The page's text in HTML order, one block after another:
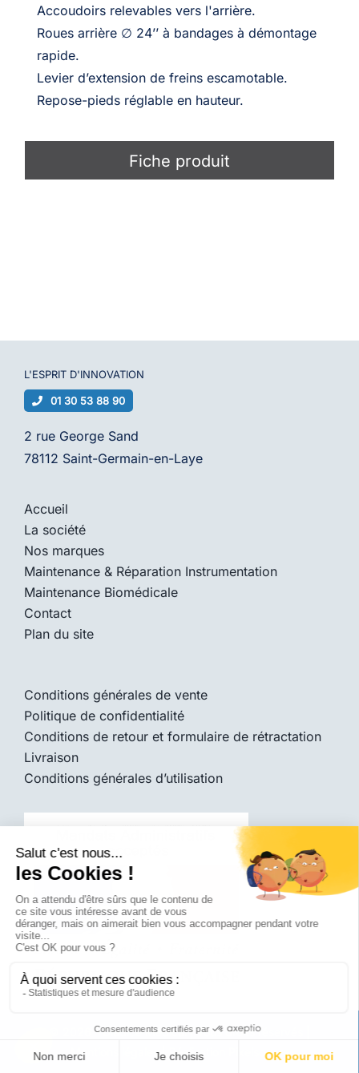
Accoudoirs relevables vers l'arrière.
Roues arrière ∅ 24’’ à bandages à démontage
rapide.
Levier d’extension de freins escamotable.
Repose-pieds réglable en hauteur.
Fiche produit
L'ESPRIT D'INNOVATION
01 30 53 88 90
2 rue George Sand
78112 Saint-Germain-en-Laye
Accueil
La société
Nos marques
Maintenance & Réparation Instrumentation
Maintenance Biomédicale
Contact
Plan du site
Conditions générales de vente
Politique de confidentialité
Conditions de retour et formulaire de rétractation
Livraison
Conditions générales d’utilisation
© 2026 -Diadice Médical|Tous droits réservés |
Mentions légales| Réalisation Pixelsquare